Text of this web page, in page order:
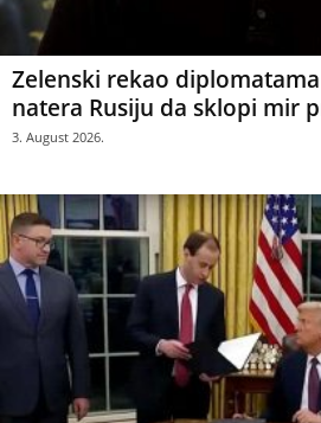
Zelenski rekao
natera Rusiju da sklopi mir
3. August 2026.